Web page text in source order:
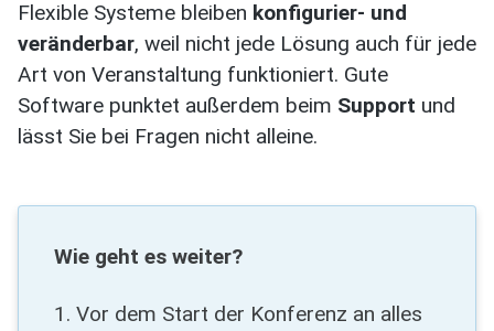
Flexible Systeme bleiben konfigurier- und
veränderbar, weil nicht jede Lösung auch für jede
Art von Veranstaltung funktioniert. Gute
Software punktet außerdem beim Support und
lässt Sie bei Fragen nicht alleine.
Wie geht es weiter?
1. Vor dem Start der Konferenz an alles